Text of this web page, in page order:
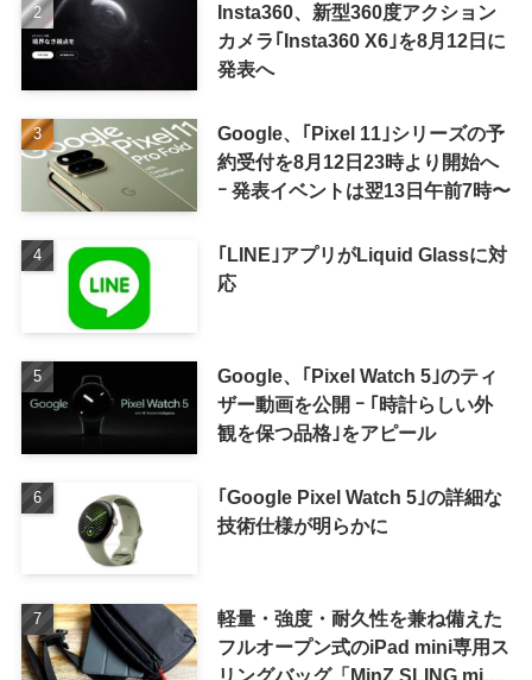
Insta360、新型360度アクション
カメラ｢Insta360 X6｣を8月12日に
発表へ
Google、｢Pixel 11｣シリーズの予
約受付を8月12日23時より開始へ
ｰ 発表イベントは翌13日午前7時〜
｢LINE｣アプリがLiquid Glassに対
応
Google、｢Pixel Watch 5｣のティ
ザー動画を公開 ｰ ｢時計らしい外
観を保つ品格｣をアピール
｢Google Pixel Watch 5｣の詳細な
技術仕様が明らかに
軽量・強度・耐久性を兼ね備えた
フルオープン式のiPad mini専用ス
リングバッグ「MinZ SLING mini